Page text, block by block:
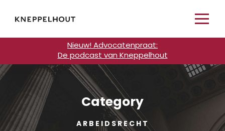
Nieuw! Advocatenpraat:
De podcast van Kneppelhout
Category
ARBEIDSRECHT